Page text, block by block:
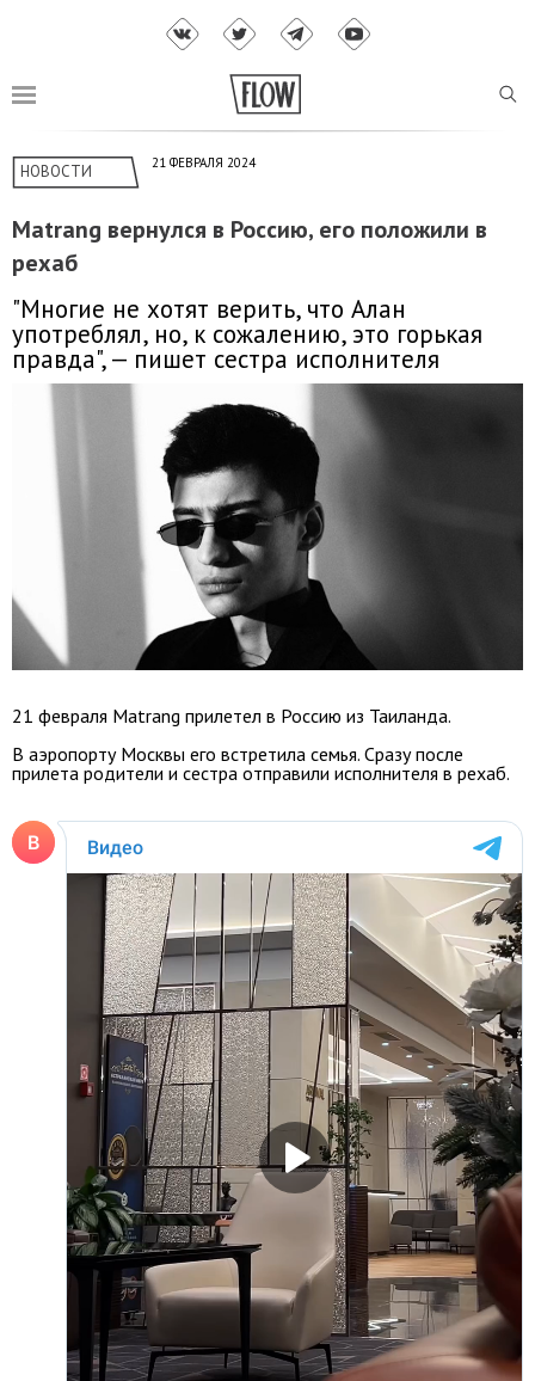
НОВОСТИ 21 ФЕВРАЛЯ 2024
Matrang вернулся в Россию, его положили в
рехаб
"Многие не хотят верить, что Алан
употреблял, но, к сожалению, это горькая
правда", — пишет сестра исполнителя
21 февраля Matrang прилетел в Россию из Таиланда.
В аэропорту Москвы его встретила семья. Сразу после
прилета родители и сестра отправили исполнителя в рехаб.